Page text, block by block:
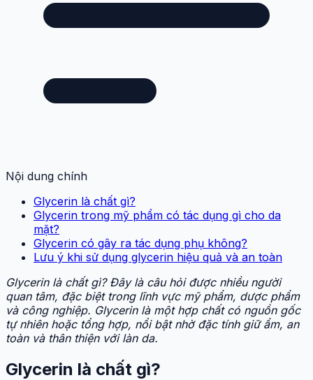
Nội dung chính
Glycerin là chất gì?
Glycerin trong mỹ phẩm có tác dụng gì cho da
mặt?
Glycerin có gây ra tác dụng phụ không?
Lưu ý khi sử dụng glycerin hiệu quả và an toàn
Glycerin là chất gì? Đây là câu hỏi được nhiều người
quan tâm, đặc biệt trong lĩnh vực mỹ phẩm, dược phẩm
và công nghiệp. Glycerin là một hợp chất có nguồn gốc
tự nhiên hoặc tổng hợp, nổi bật nhờ đặc tính giữ ẩm, an
toàn và thân thiện với làn da.
Glycerin là chất gì?